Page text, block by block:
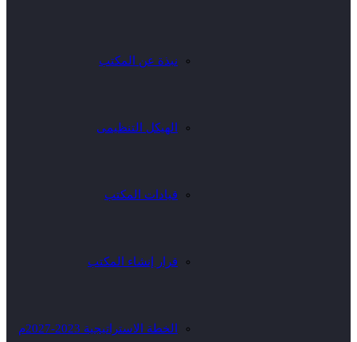
نبذة عن المكتب
الهيكل التنظيمى
قيادات المكتب
قرار إنشاء المكتب
الخطة الاستراتيجية 2023-2027م